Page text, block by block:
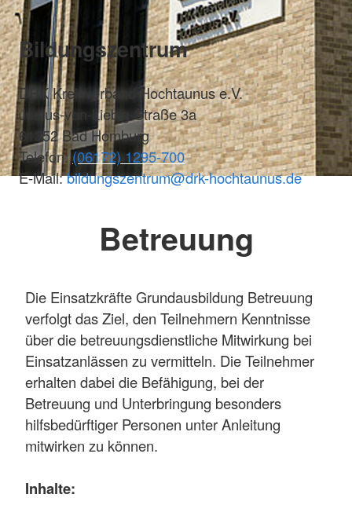
Bildungszentrum
DRK Kreisverband Hochtaunus e.V.
Justus-von-Liebig-Straße 3a
61352 Bad Homburg
Telefon:(06172) 1295-700
E-Mail:bildungszentrum@drk-hochtaunus.de
Betreuung
Die Einsatzkräfte Grundausbildung Betreuung
verfolgt das Ziel, den Teilnehmern Kenntnisse
über die betreuungsdienstliche Mitwirkung bei
Einsatzanlässen zu vermitteln. Die Teilnehmer
erhalten dabei die Befähigung, bei der
Betreuung und Unterbringung besonders
hilfsbedürftiger Personen unter Anleitung
mitwirken zu können.
Inhalte: